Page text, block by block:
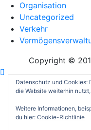
Organisation
Uncategorized
Verkehr
Copyright ©
Datenschutz und Cookies:
die Website weiterhin
Weitere Informationen,
du hier: Cookie-Richtlinie